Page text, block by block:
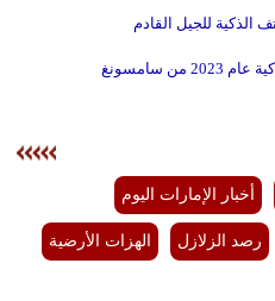
الذكية للجيل القادم
سامسونغ
أخبار الإمارات اليوم
رصد الزلازل الهزات الأرضية